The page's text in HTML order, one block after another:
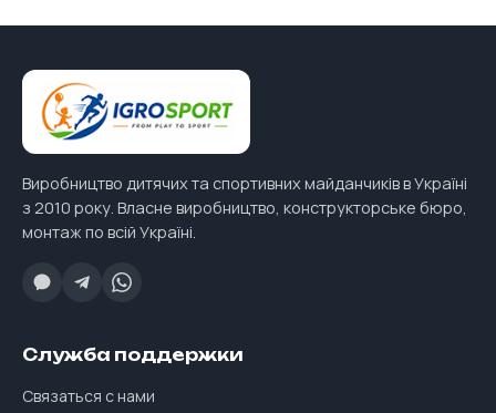
Виробництво дитячих та спортивних майданчиків в Україні
з 2010 року. Власне виробництво, конструкторське бюро,
монтаж по всій Україні.
Служба поддержки
Связаться с нами